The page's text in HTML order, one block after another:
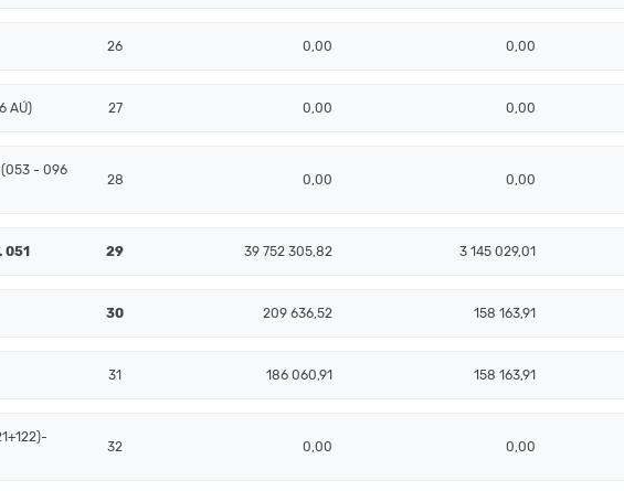
26 0,00 0,00
AÚ) 27 0,00 0,00
- 096
28 0,00 0,00
051 29 39 752 305,82 3 145 029,01
30 209 636,52 158 163,91
31 186 060,91 158 163,91
32 0,00 0,00